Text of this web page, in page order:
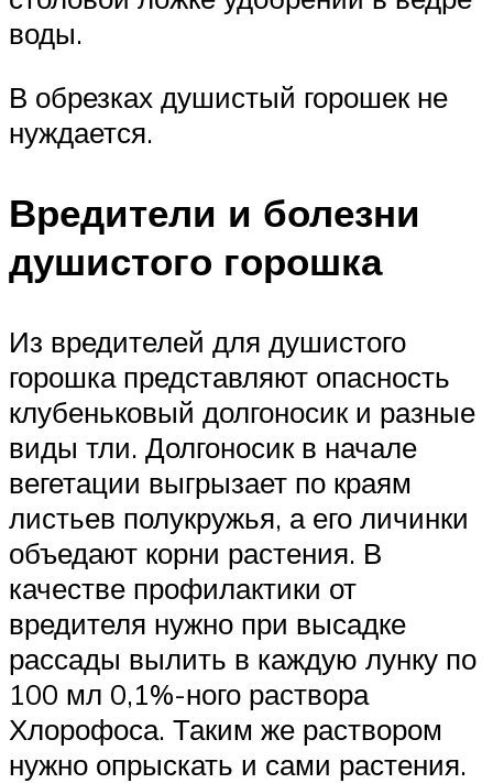
воды.
В обрезках душистый горошек не
нуждается.
Вредители и болезни
душистого горошка
Из вредителей для душистого
горошка представляют опасность
клубеньковый долгоносик и разные
виды тли. Долгоносик в начале
вегетации выгрызает по краям
листьев полукружья, а его личинки
объедают корни растения. В
качестве профилактики от
вредителя нужно при высадке
рассады вылить в каждую лунку по
100 мл 0,1%-ного раствора
Хлорофоса. Таким же раствором
нужно опрыскать и сами растения.